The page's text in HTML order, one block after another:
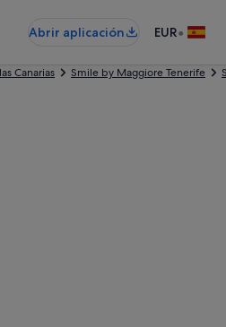
Abrir aplicación EUR•
Canarias Smile by Maggiore Tenerife